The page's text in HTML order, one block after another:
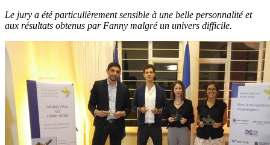
Le jury a été particulièrement sensible à une belle personnalité et
aux résultats obtenus par Fanny malgré un univers difficile.